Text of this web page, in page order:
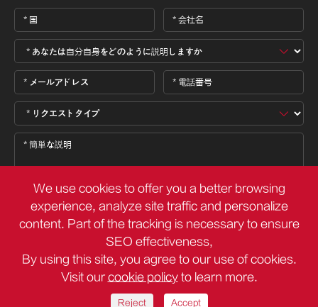
著作権 ©Deli Group Co.,Ltd.すべての権利が予約されています。
サイトマップ
プライバシーポリシー
We use cookies to offer you a better browsing
experience, analyze site traffic and personalize
content. Part of the tracking is necessary to ensure
SEO effectiveness,
By using this site, you agree to our use of cookies.
Visit our cookie policyto learn more.
Reject Accept